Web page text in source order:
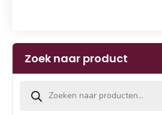
Zoek naar product